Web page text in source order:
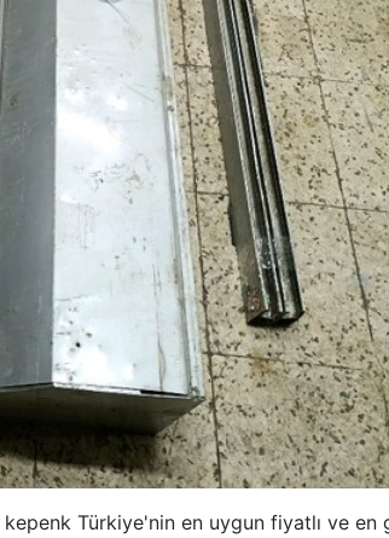
Türkiye'nin en uygun fiyatlı ve